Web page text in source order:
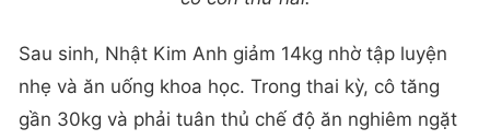
Sau sinh, Nhật Kim Anh giảm 14kg nhờ tập luyện
nhẹ và ăn uống khoa học. Trong thai kỳ, cô tăng
gần 30kg và phải tuân thủ chế độ ăn nghiêm ngặt